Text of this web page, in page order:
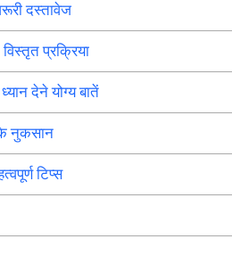
दस्तावेज
प्रक्रिया
देने योग्य बातें
नुकसान
टिप्स